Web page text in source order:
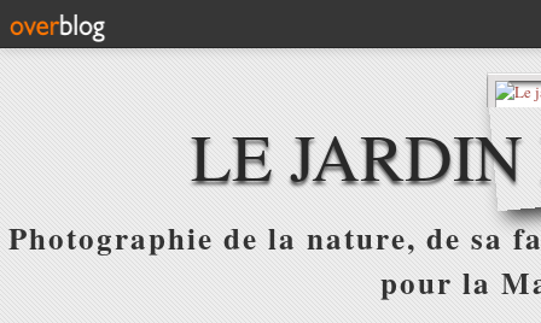
LE
Photographie de la nature, de sa
pour la